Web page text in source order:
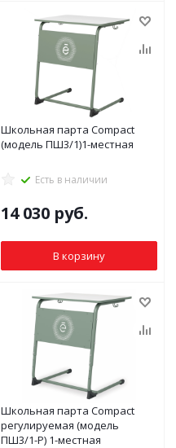
Школьная парта Compact
(модель ПШ3/1)1-местная
Есть в наличии
14 030 руб.
В корзину
Школьная парта Compact
регулируемая (модель
ПШ3/1-Р) 1-местная